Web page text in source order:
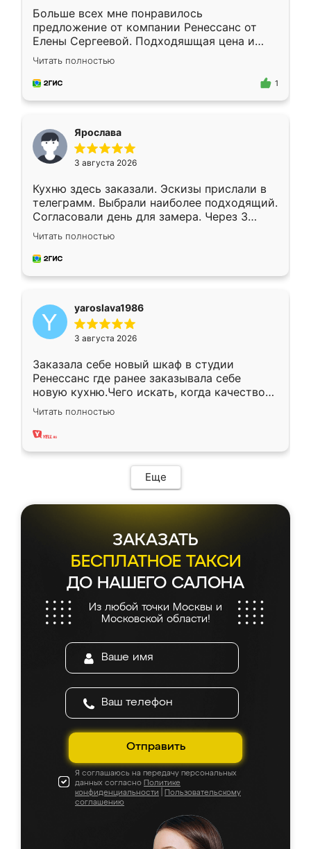
Больше всех мне понравилось
предложение от компании Ренессанс от
Елены Сергеевой. Подходяшщая цена и
короткие сроки изготовления. Приехавший
для замера сотрудник Владислав
предложил по моему эскизу самый
Читать полностью
1
Ярослава
3 августа 2026
Кухню здесь заказали. Эскизы прислали в
телеграмм. Выбрали наиболее подходящий.
Согласовали день для замера. Через 3
недели кухня была уже готова. Остались
довольны работой. Спасибо Ренессанс
мебель за качественную работу!
Читать полностью
yaroslava1986
3 августа 2026
Заказала себе новый шкаф в студии
Ренессанс где ранее заказывала себе
новую кухню.Чего искать, когда качеством
вполне довольна. Служит кухня уже почти
два года, нареканий нет.
Читать полностью
Еще
ЗАКАЗАТЬ
БЕСПЛАТНОЕ ТАКСИ
ДО НАШЕГО САЛОНА
Из любой точки Москвы и
Московской области!
Отправить
Я соглашаюсь на передачу персональных
данных согласно Политике
конфиденциальности
Пользовательскому
соглашению